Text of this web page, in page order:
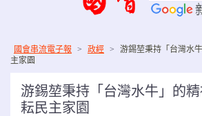
國會串流電子報 > 政經 >
游錫堃秉持「台灣水
主家園
游錫堃秉持「台灣水牛」的
耘民主家園